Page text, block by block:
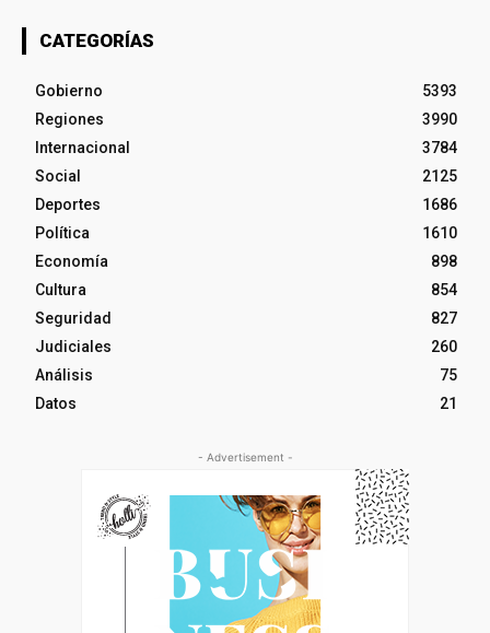
CATEGORÍAS
Gobierno
5393
Regiones
3990
Internacional
3784
Social
2125
Deportes
1686
Política
1610
Economía
898
Cultura
854
Seguridad
827
Judiciales
260
Análisis
75
Datos
21
- Advertisement -